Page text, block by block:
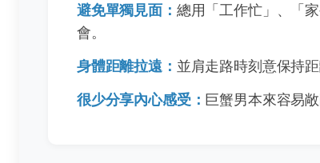
避免單獨見面： 總用「工作忙」、「
會。
身體距離拉遠： 並肩走路時刻意保持
很少分享內心感受： 巨蟹男本來容易